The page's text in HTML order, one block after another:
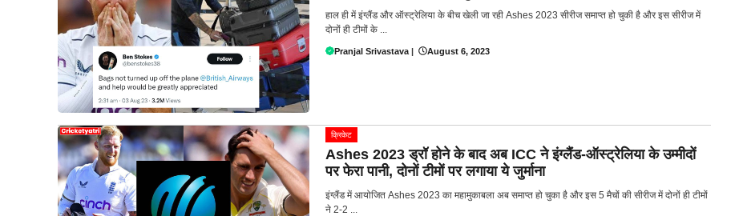
हाल ही में इंग्लैंड और ऑस्ट्रेलिया के बीच खेली जा रही Ashes 2023 सीरीज समाप्त हो चुकी है और इस सीरीज में
दोनों ही टीमों के ...
Pranjal Srivastava | August 6, 2023
क्रिकेट
Ashes 2023 ड्रॉ होने के बाद अब ICC ने इंग्लैंड-ऑस्ट्रेलिया के उम्मीदों
पर फेरा पानी, दोनों टीमों पर लगाया ये जुर्माना
इंग्लैंड में आयोजित Ashes 2023 का महामुकाबला अब समाप्त हो चुका है और इस 5 मैचों की सीरीज में दोनों ही टीमों
ने 2-2 ...